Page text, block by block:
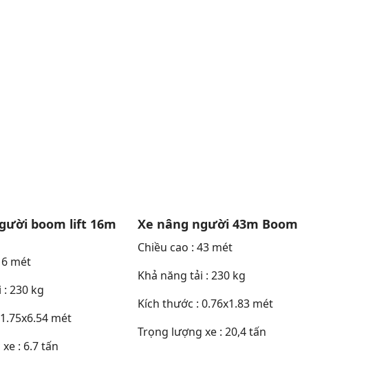
boom lift 16m
mét
230 kg
mét
: 6.7 tấn
Xe nâng người 43m Boom
Chiều cao : 43 mét
Khả năng tải : 230 kg
Kích thước : 0.76x1.83 mét
Trọng lượng xe : 20,4 tấn